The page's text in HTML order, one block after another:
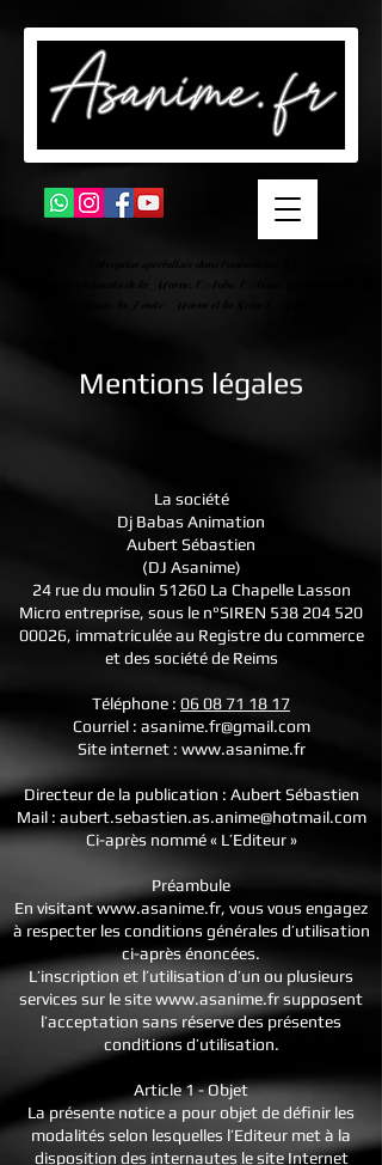
dans les départements de la Marne, l'Aube, l'Aisne, les Ardennes, la
Meuse, la Haute-Marne et la Seine t Marne
Mentions légales
La société
Dj Babas Animation
Aubert Sébastien
(DJ Asanime)
24 rue du moulin 51260 La Chapelle Lasson
Micro entreprise, sous le n°SIREN 538 204 520
00026, immatriculée au Registre du commerce
et des société de Reims
Téléphone : 06 08 71 18 17
Courriel : asanime.fr@gmail.com
Site internet : www.asanime.fr
Directeur de la publication : Aubert Sébastien
Mail : aubert.sebastien.as.anime@hotmail.com
Ci-après nommé « L’Editeur »
Préambule
En visitantwww.asanime.fr, vous vous engagez
à respecter les conditions générales d’utilisation
ci-après énoncées.
L’inscription et l’utilisation d’un ou plusieurs
services sur le sitewww.asanime.frsupposent
l’acceptation sans réserve des présentes
conditions d’utilisation.
Article 1 - Objet
La présente notice a pour objet de définir les
modalités selon lesquelles l’Editeur met à la
disposition des internautes le site Internet